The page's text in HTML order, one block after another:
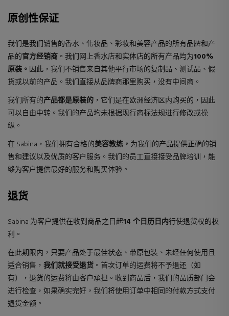
原创性保证
我们是我们销售的香水、化妆品、彩妆和美容产品的所有品牌和产
品的官方经销商 。我们网上香水店和实体店的所有产品均为100%
原装。 因此，我们不销售来自其他平行市场的复制品、测试品、假
货或以前的产品。我们直接从品牌商那里购买，没有中间商。
我们所有的产品都是原装的 ，它们是在欧洲经济区内购买的，因此
可以自由中转。我们的产品均未根据现行商标法规进行修改或操
纵。
在 Sabina，我们拥有合格的美容教练， 为我们的产品提供正确的销
售和建议以及优质的客户服务。我们的员工直接接受品牌培训，能
够为客户提供最好的服务和购买体验。
退货
Sabina 为客户提供在收到商品之日起14 个日历日内行使退货权的权
利。
在此期限内，只要产品处于最佳状态、带原包装、未经任何使用且
适合销售， 我们就接受退货 。首次订单的运费将不予退还（如
有），退货的运费将由客户承担。收到商品后，我们的品质部门会
进行检查，如果确实完好，我们将使用订单中相同的付款方式支付
退货金额。